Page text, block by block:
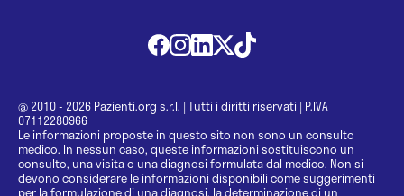
@ 2010 - 2026 Pazienti.org s.r.l. | Tutti i diritti riservati | P.IVA
07112280966
Le informazioni proposte in questo sito non sono un consulto
medico. In nessun caso, queste informazioni sostituiscono un
consulto, una visita o una diagnosi formulata dal medico. Non si
devono considerare le informazioni disponibili come suggerimenti
per la formulazione di una diagnosi, la determinazione di un